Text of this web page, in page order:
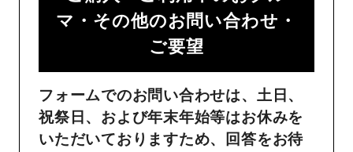
マ・その他のお問い合わせ・
ご要望​
フォームでのお問い合わせは、土日、
祝祭日、および年末年始等はお休みを
いただいておりますため、回答をお待